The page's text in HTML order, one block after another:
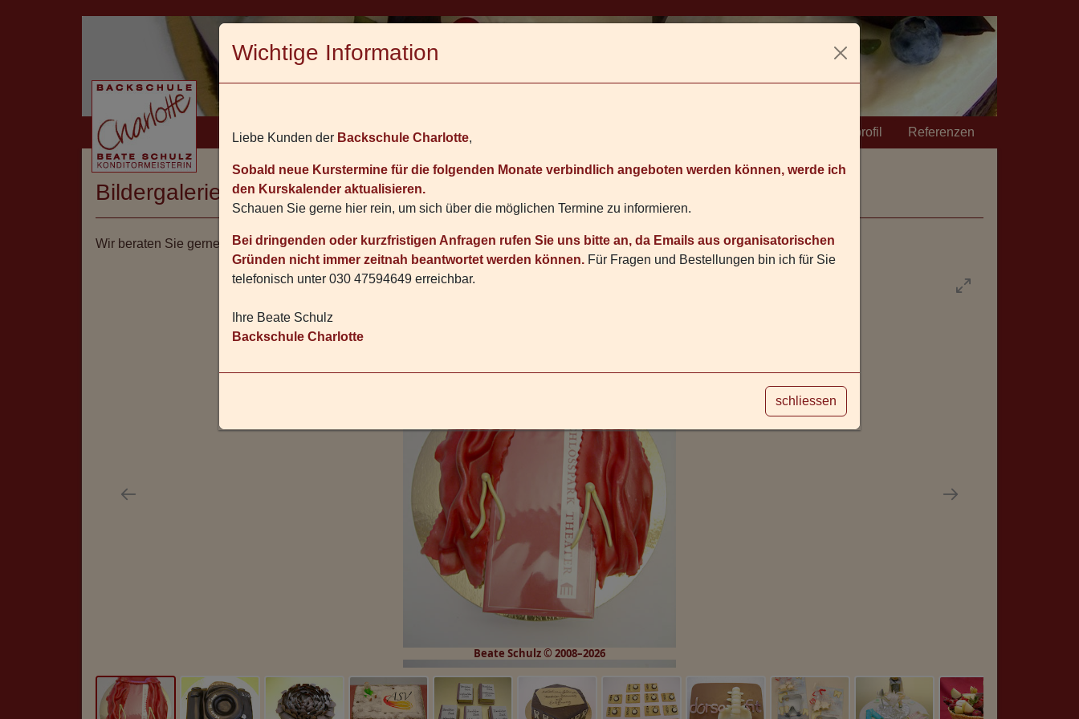
Die Backschule Berufsprofil Referenzen
Bildergalerie > Kulinarische Präsente und Geschenkideen
Wir beraten Sie gerne vor Ort in derBackschule Charlotteoder telefonisch unter030 47594649.
Beate Schulz © 2008–2026
Wichtige Information
Liebe Kunden der Backschule Charlotte,
Sobald neue Kurstermine für die folgenden Monate verbindlich angeboten werden können, werde ich
den Kurskalender aktualisieren.
Schauen Sie gerne hier rein, um sich über die möglichen Termine zu informieren.
Bei dringenden oder kurzfristigen Anfragen rufen Sie uns bitte an, da Emails aus organisatorischen
Gründen nicht immer zeitnah beantwortet werden können. Für Fragen und Bestellungen bin ich für Sie
telefonisch unter 030 47594649 erreichbar.
Ihre Beate Schulz
Backschule Charlotte
schliessen